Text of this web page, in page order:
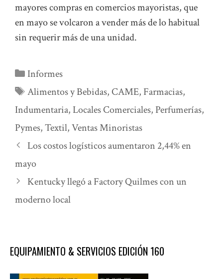
mayores compras en comercios mayoristas, que
en mayo se volcaron a vender más de lo habitual
sin requerir más de una unidad.
Categorías
Informes
Etiquetas
Alimentos y Bebidas, CAME, Farmacias,
Indumentaria,Locales Comerciales, Perfumerías,
Pymes,Textil,Ventas Minoristas
Los costos logísticos aumentaron 2,44% en
mayo
Kentucky llegó a Factory Quilmes con un
moderno local
EQUIPAMIENTO & SERVICIOS EDICIÓN 160